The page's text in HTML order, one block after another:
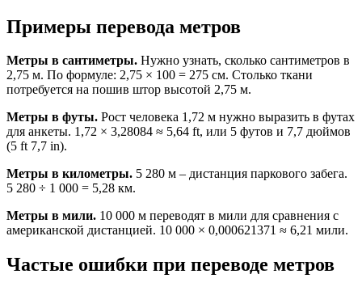
Примеры перевода метров
Метры в сантиметры. Нужно узнать, сколько сантиметров в
2,75 м. По формуле: 2,75 × 100 = 275 см. Столько ткани
потребуется на пошив штор высотой 2,75 м.
Метры в футы. Рост человека 1,72 м нужно выразить в футах
для анкеты. 1,72 × 3,28084 ≈ 5,64 ft, или 5 футов и 7,7 дюймов
(5 ft 7,7 in).
Метры в километры. 5 280 м – дистанция паркового забега.
5 280 ÷ 1 000 = 5,28 км.
Метры в мили. 10 000 м переводят в мили для сравнения с
американской дистанцией. 10 000 × 0,000621371 ≈ 6,21 мили.
Частые ошибки при переводе метров